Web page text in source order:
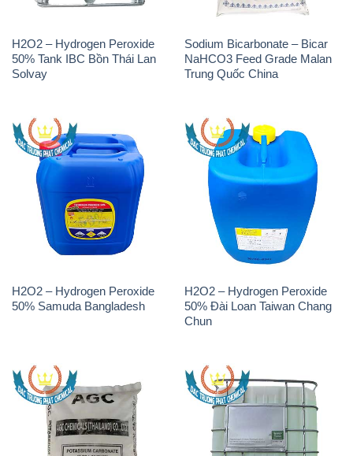
H2O2 – Hydrogen Peroxide
50% Tank IBC Bồn Thái Lan
Solvay
Sodium Bicarbonate – Bicar
NaHCO3 Feed Grade Malan
Trung Quốc China
H2O2 – Hydrogen Peroxide
50% Samuda Bangladesh
H2O2 – Hydrogen Peroxide
50% Đài Loan Taiwan Chang
Chun